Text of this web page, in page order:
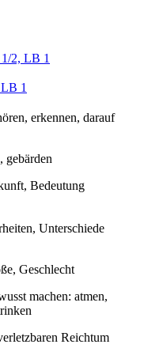
2, LB 1
1
erkennen, darauf
gebärden
Bedeutung
Unterschiede
Geschlecht
machen: atmen,
Reichtum